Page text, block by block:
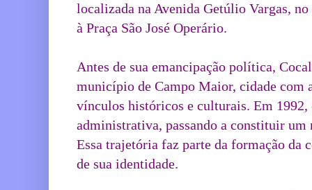
localizada na Avenida Getúlio Vargas,
à Praça São José Operário.
Antes de sua emancipação política,
município de Campo Maior, cidade com
vínculos históricos e culturais. Em 1992,
administrativa, passando a constituir
Essa trajetória faz parte da formação da
de sua identidade.